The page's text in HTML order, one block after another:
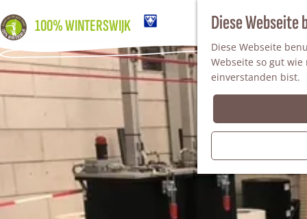
Diese Webseite
Diese Webseite
Webseite so gut
einverstanden bist.
100% WINTERSWIJK